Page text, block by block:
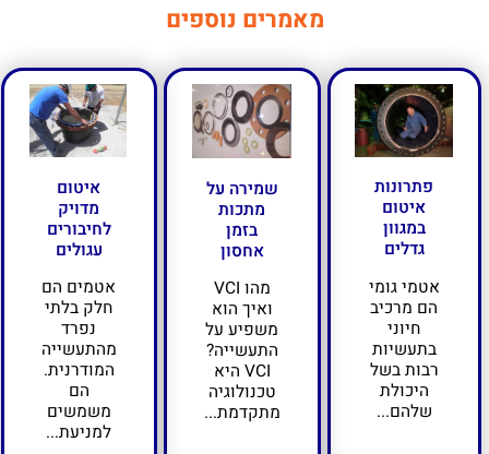
מאמרים נוספים
פתרונות
איטום
במגוון
גדלים
אטמי גומי
הם מרכיב
חיוני
בתעשיות
רבות בשל
היכולת
שלהם...
שמירה על
מתכות
בזמן
אחסון
מהו VCI
ואיך הוא
משפיע על
התעשייה?
VCI היא
טכנולוגיה
מתקדמת...
איטום
מדויק
לחיבורים
עגולים
אטמים הם
חלק בלתי
נפרד
מהתעשייה
המודרנית.
הם
משמשים
למניעת...